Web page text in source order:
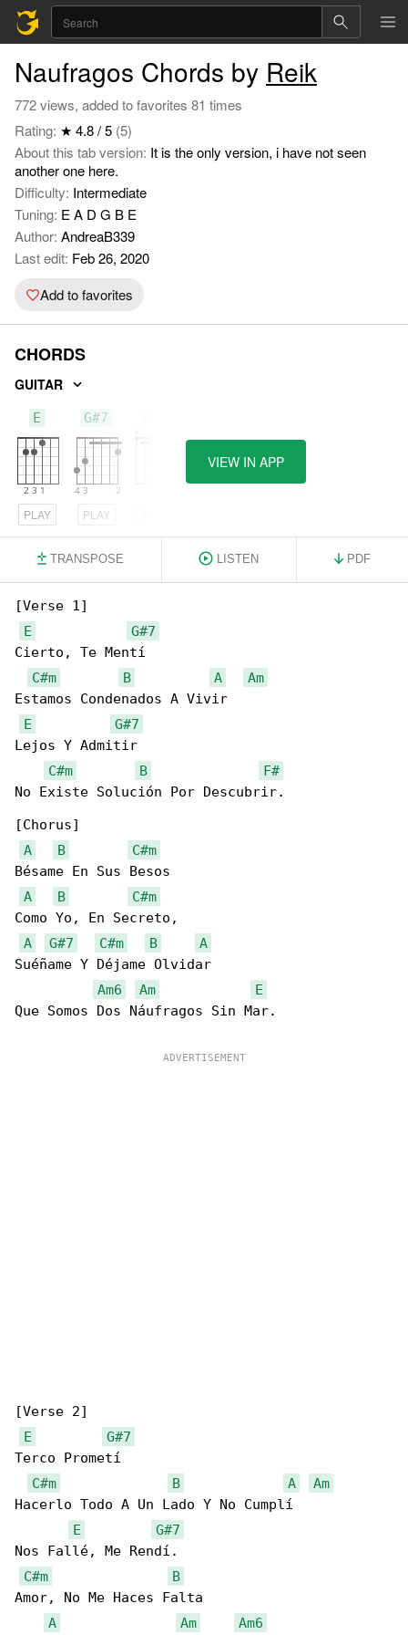
Naufragos Chords by Reik
772 views, added to favorites 81 times
Rating: ★ 4.8 / 5 (5)
About this tab version: It is the only version, i have not seen
another one here.
Difficulty: Intermediate
Tuning: E A D G B E
Author: AndreaB339
Last edit: Feb 26, 2020
Add to favorites
CHORDS
GUITAR
E
PLAY
G#7
PLAY
VIEW IN APP
TRANSPOSE LISTEN PDF
[Verse 1]
E
G#7
Cierto, Te Mentí
C#m
B A
Am
Estamos Condenados A Vivir
E
G#7
Lejos Y Admitir
C#m
B
F#
No Existe Solución Por Descubrir.
[Chorus]
A
B
C#m
Bésame En Sus Besos
A
B
C#m
Como Yo, En Secreto,
A
G#7 C#m B
A
Suéñame Y Déjame Olvidar
Am6
Am
E
Que Somos Dos Náufragos Sin Mar.
[Verse 2]
E
G#7
Terco Prometí
C#m
B A
Am
Hacerlo Todo A Un Lado Y No Cumplí
E
G#7
Nos Fallé, Me Rendí.
C#m
B
Amor, No Me Haces Falta
A
Am Am6